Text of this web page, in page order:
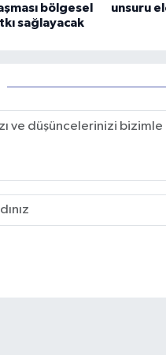
bölgesel
sağlayacak
unsuru